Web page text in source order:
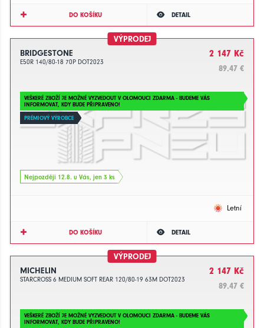
DO KOŠÍKU DETAIL
VÝPRODEJ
BRIDGESTONE
E50R 140/80-18 70P DOT2023
2 147 Kč
89.47 €
VEŠKERÉ ZBOŽÍ JE MOŽNÉ VYZVEDOUT V OLOMOUCI ZDARMA - BUDEME VÁS
INFORMOVAT, KDY BUDE PŘIPRAVENO!
PRÉMIOVÝ VÝROBCE
Nejpozději 12.8. u Vás, jen 3 ks
Letní
DO KOŠÍKU DETAIL
VÝPRODEJ
MICHELIN
STARCROSS 6 MEDIUM SOFT REAR 120/80-19 63M DOT2023
2 147 Kč
89.47 €
VEŠKERÉ ZBOŽÍ JE MOŽNÉ VYZVEDOUT V OLOMOUCI ZDARMA - BUDEME VÁS
INFORMOVAT, KDY BUDE PŘIPRAVENO!